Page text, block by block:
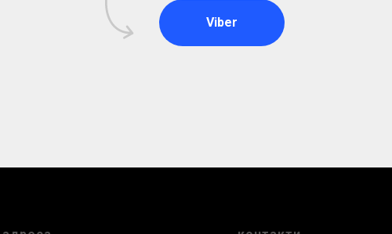
Viber